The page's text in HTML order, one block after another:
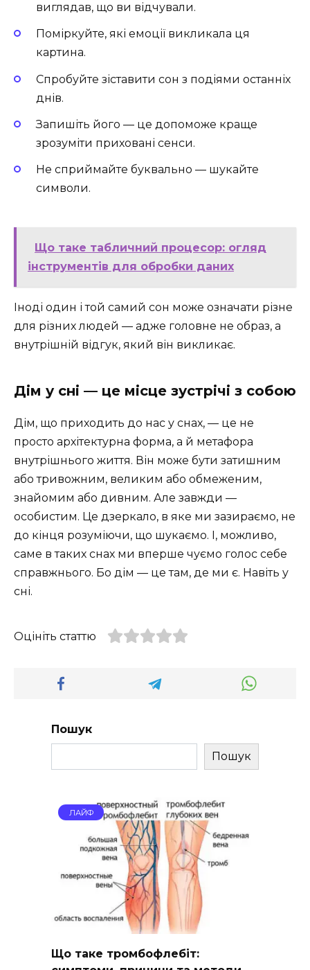
виглядав, що ви відчували.
Поміркуйте, які емоції викликала ця
картина.
Спробуйте зіставити сон з подіями останніх
днів.
Запишіть його — це допоможе краще
зрозуміти приховані сенси.
Не сприймайте буквально — шукайте
символи.
Що таке табличний процесор: огляд
інструментів для обробки даних
Іноді один і той самий сон може означати різне
для різних людей — адже головне не образ, а
внутрішній відгук, який він викликає.
Дім у сні — це місце зустрічі з собою
Дім, що приходить до нас у снах, — це не
просто архітектурна форма, а й метафора
внутрішнього життя. Він може бути затишним
або тривожним, великим або обмеженим,
знайомим або дивним. Але завжди —
особистим. Це дзеркало, в яке ми зазираємо, не
до кінця розуміючи, що шукаємо. І, можливо,
саме в таких снах ми вперше чуємо голос себе
справжнього. Бо дім — це там, де ми є. Навіть у
сні.
Оцініть статтю
Пошук
Пошук
ЛАЙФ
Що таке тромбофлебіт: